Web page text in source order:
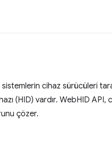
cihaz sürücüleri
(HID) vardır. WebHID API,
çözer.